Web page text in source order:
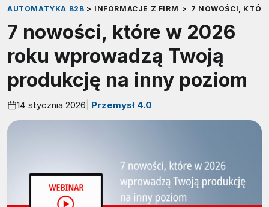
AUTOMATYKA B2B > INFORMACJE Z FIRM > 7 NOWOŚCI,
7 nowości, które w 2026
roku wprowadzą Twoją
produkcję na inny poziom
14 stycznia 2026 Przemysł 4.0